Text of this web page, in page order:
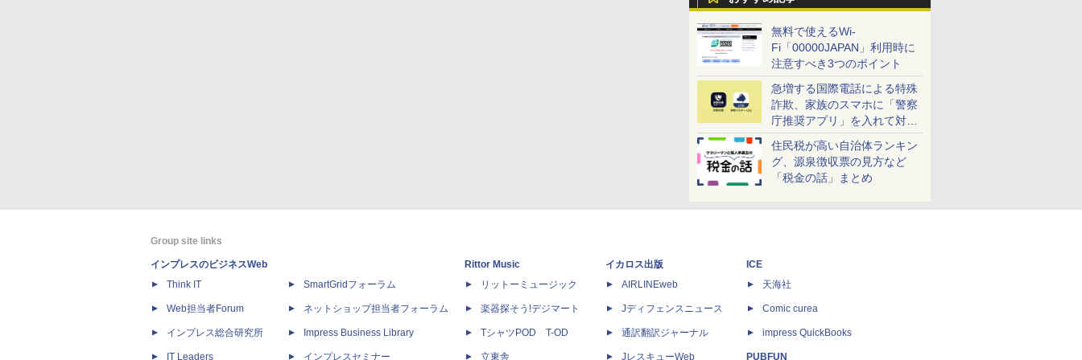
無料で使えるWi-
Fi「00000JAPAN」利用時に
注意すべき3つのポイント
急増する国際電話による特殊
詐欺、家族のスマホに「警察
庁推奨アプリ」を入れて対策
しよう！
住民税が高い自治体ランキン
グ、源泉徴収票の見方など
「税金の話」まとめ
Group site links
インプレスのビジネスWeb
Think IT
Web担当者Forum
インプレス総合研究所
IT Leaders
SmartGridフォーラム
ネットショップ担当者フォーラム
Impress Business Library
インプレスセミナー
Rittor Music
リットーミュージック
楽器探そう!デジマート
TシャツPOD T-OD
立東舎
イカロス出版
AIRLINEweb
Jディフェンスニュース
通訳翻訳ジャーナル
JレスキューWeb
ICE
天海社
Comic curea
impress QuickBooks
PUBFUN